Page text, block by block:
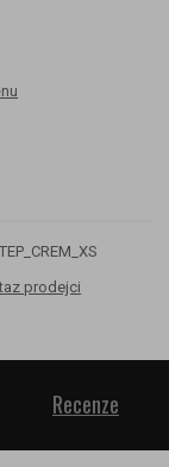
prodejci
Recenze